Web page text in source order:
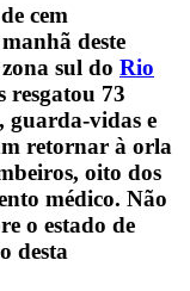
cem
deste
sul do Rio
resgatou 73
guarda-vidas e
retornar à orla
oito dos
médico. Não
o estado de
desta